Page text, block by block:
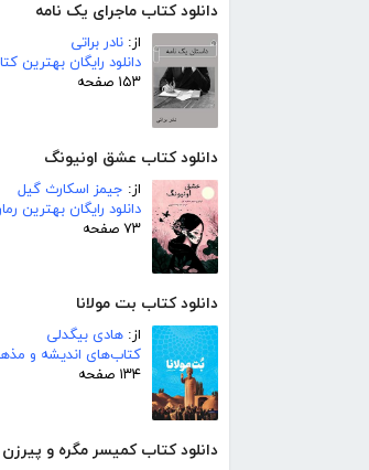
دانلود کتاب ماجرای یک نامه
از: نادر براتی
دانلود رایگان بهترین
۱۵۳ صفحه
دانلود کتاب عشق اونیونگ
از: جیمز اسکارث گیل
دانلود رایگان بهترین
۷۳ صفحه
دانلود کتاب بت مولانا
از: هادی بیگدلی
کتاب‌های اندیشه و
۱۳۴ صفحه
دانلود کتاب کمیسر مگره و پیرزن